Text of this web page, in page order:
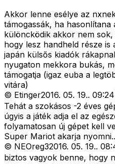
Akkor lenne esélye az
támogassák, ha
különcködik akkor nem
hogy lesz handheld része
japán külsős kiadók
nyugaton mekkora bukás,
támogatja (igaz euba a
vitára)
© Etinger2016. 05. 19.. 09:24
Tehát a szokásos -2 éves
úgyis a játék adja el az
folyamatosan új gépet kell
Super Mariot akarja
© NEOreg32016. 05. 19..
biztos vagyok benne, hogy